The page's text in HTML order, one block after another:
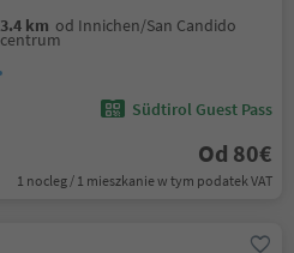
3.4 km od Innichen/San Candido
centrum
Südtirol Guest Pass
Od 80€
1 nocleg / 1 mieszkanie w tym podatek VAT